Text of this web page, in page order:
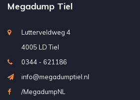
Megadump Tiel
Lutterveldweg 4
4005 LD Tiel
0344 - 621186
info@megadumptiel.nl
/MegadumpNL